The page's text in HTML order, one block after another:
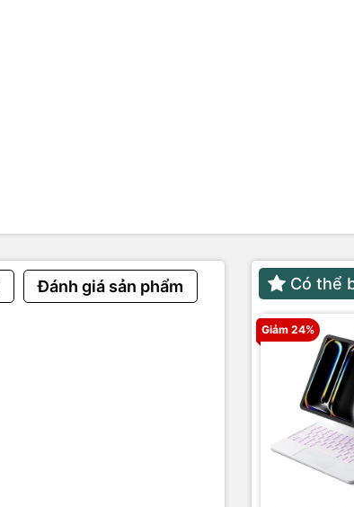
Đánh giá sản phẩm Có thể
Giảm 24%